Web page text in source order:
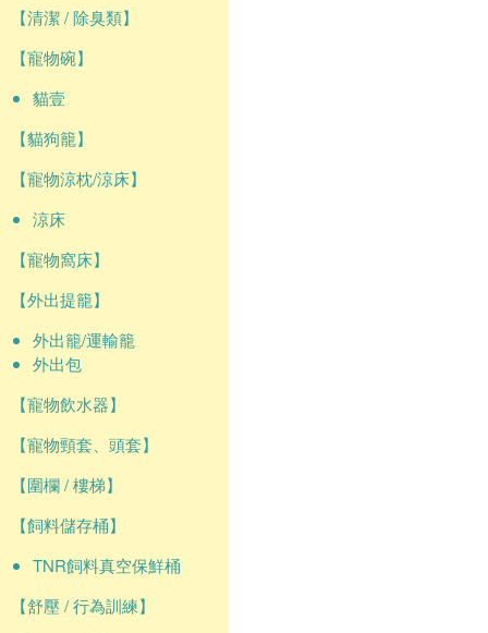
【清潔 / 除臭類】
【寵物碗】
貓壹
【貓狗籠】
【寵物涼枕/涼床】
涼床
【寵物窩床】
【外出提籠】
外出籠/運輸籠
外出包
【寵物飲水器】
【寵物頸套、頭套】
【圍欄 / 樓梯】
【飼料儲存桶】
TNR飼料真空保鮮桶
【舒壓 / 行為訓練】